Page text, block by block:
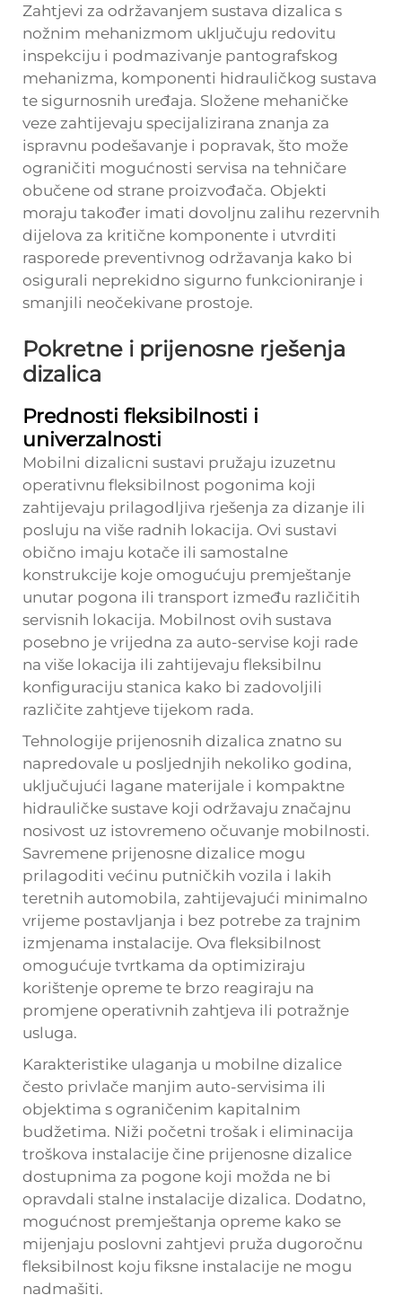
Zahtjevi za održavanjem sustava dizalica s
nožnim mehanizmom uključuju redovitu
inspekciju i podmazivanje pantografskog
mehanizma, komponenti hidrauličkog sustava
te sigurnosnih uređaja. Složene mehaničke
veze zahtijevaju specijalizirana znanja za
ispravnu podešavanje i popravak, što može
ograničiti mogućnosti servisa na tehničare
obučene od strane proizvođača. Objekti
moraju također imati dovoljnu zalihu rezervnih
dijelova za kritične komponente i utvrditi
rasporede preventivnog održavanja kako bi
osigurali neprekidno sigurno funkcioniranje i
smanjili neočekivane prostoje.
Pokretne i prijenosne rješenja
dizalica
Prednosti fleksibilnosti i
univerzalnosti
Mobilni dizalicni sustavi pružaju izuzetnu
operativnu fleksibilnost pogonima koji
zahtijevaju prilagodljiva rješenja za dizanje ili
posluju na više radnih lokacija. Ovi sustavi
obično imaju kotače ili samostalne
konstrukcije koje omogućuju premještanje
unutar pogona ili transport između različitih
servisnih lokacija. Mobilnost ovih sustava
posebno je vrijedna za auto-servise koji rade
na više lokacija ili zahtijevaju fleksibilnu
konfiguraciju stanica kako bi zadovoljili
različite zahtjeve tijekom rada.
Tehnologije prijenosnih dizalica znatno su
napredovale u posljednjih nekoliko godina,
uključujući lagane materijale i kompaktne
hidrauličke sustave koji održavaju značajnu
nosivost uz istovremeno očuvanje mobilnosti.
Savremene prijenosne dizalice mogu
prilagoditi većinu putničkih vozila i lakih
teretnih automobila, zahtijevajući minimalno
vrijeme postavljanja i bez potrebe za trajnim
izmjenama instalacije. Ova fleksibilnost
omogućuje tvrtkama da optimiziraju
korištenje opreme te brzo reagiraju na
promjene operativnih zahtjeva ili potražnje
usluga.
Karakteristike ulaganja u mobilne dizalice
često privlače manjim auto-servisima ili
objektima s ograničenim kapitalnim
budžetima. Niži početni trošak i eliminacija
troškova instalacije čine prijenosne dizalice
dostupnima za pogone koji možda ne bi
opravdali stalne instalacije dizalica. Dodatno,
mogućnost premještanja opreme kako se
mijenjaju poslovni zahtjevi pruža dugoročnu
fleksibilnost koju fiksne instalacije ne mogu
nadmašiti.